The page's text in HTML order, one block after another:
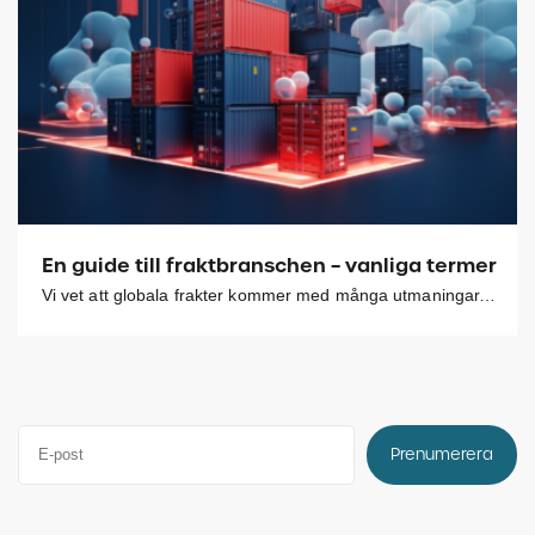
En guide till fraktbranschen – vanliga termer
Vi vet att globala frakter kommer med många utmaningar, där en av dem kan vara
Prenumerera